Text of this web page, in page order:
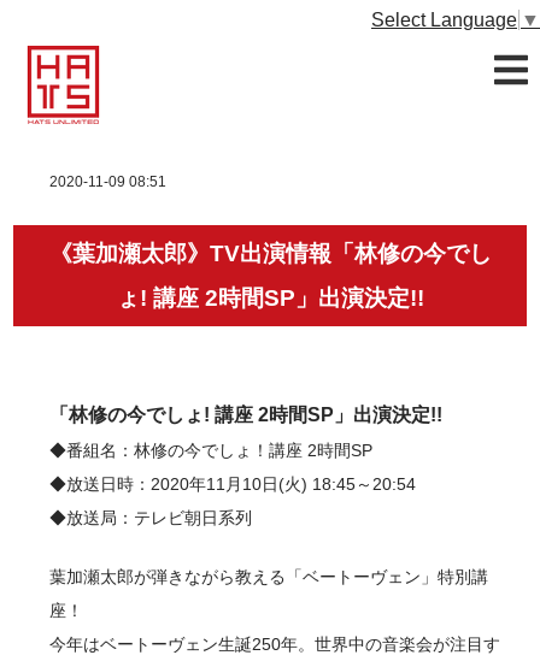
Select Language ▼
2020-11-09 08:51
《葉加瀬太郎》TV出演情報「林修の今でし
ょ! 講座 2時間SP」出演決定!!
「林修の今でしょ! 講座 2時間SP」出演決定!!
◆番組名：林修の今でしょ！講座 2時間SP
◆放送日時：2020年11月10日(火) 18:45～20:54
◆放送局：テレビ朝日系列
葉加瀬太郎が弾きながら教える「ベートーヴェン」特別講
座！
今年はベートーヴェン生誕250年。世界中の音楽会が注目す